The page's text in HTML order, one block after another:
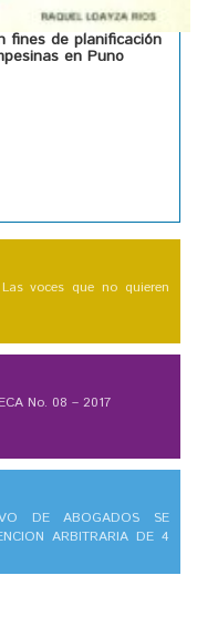
fines de planificación
en Puno
Las voces que no quieren
No. 08 – 2017
DE ABOGADOS SE
ARBITRARIA DE 4